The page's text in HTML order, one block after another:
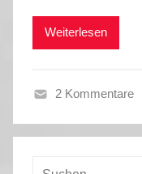
Weiterlesen
r
2 Kommentare
Suchen